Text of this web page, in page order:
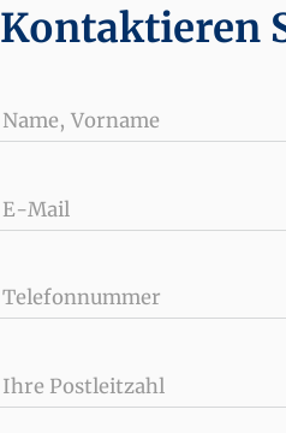
Kontaktieren
Name, Vorname
E-Mail
Telefonnummer
Ihre Postleitzahl